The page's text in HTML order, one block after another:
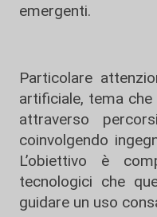
emergenti.
Particolare
artificiale, tema
attraverso
coinvolgendo
L’obiettivo è
tecnologici che
guidare un uso